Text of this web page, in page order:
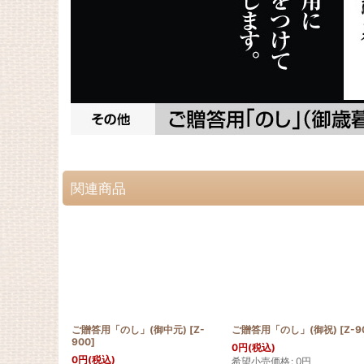
関連商品
ご贈答用「のし」(御中元) [Z-
900]
0円(税込)
ご贈答用「のし」(御祝) [Z-
0円(税込)
希望小売価格: 0円